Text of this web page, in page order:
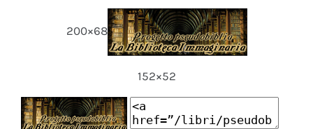
200×68
152×52